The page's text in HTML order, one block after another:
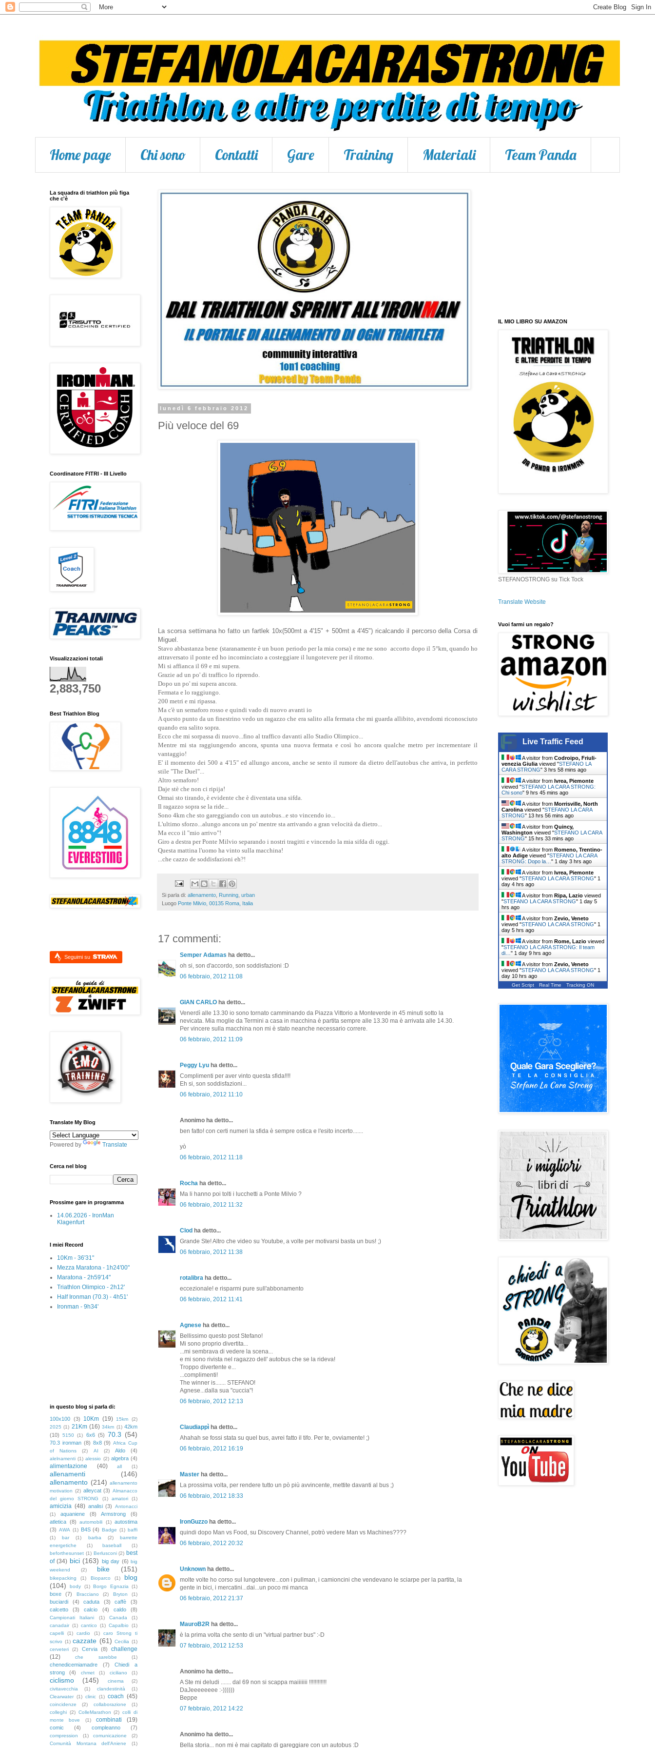
Home page Chi sono Contatti Gare Training Materiali Team Panda
lunedì 6 febbraio 2012
Più veloce del 69
La scorsa settimana ho fatto un fartlek 10x(500mt a 4'15" + 500mt a 4'45") ricalcando il percorso della Corsa di
Miguel.
Stavo abbastanza bene (staranamente è un buon periodo per la mia corsa) e me ne sono accorto dopo il 5°km, quando ho
attraversato il ponte ed ho incominciato a costeggiare il lungotevere per il ritorno.
Mi si affianca il 69 e mi supera.
Grazie ad un po' di traffico lo riprendo.
Dopo un po' mi supera ancora.
Fermata e lo raggiungo.
200 metri e mi ripassa.
Ma c'è un semaforo rosso e quindi vado di nuovo avanti io
A questo punto da un finestrino vedo un ragazzo che era salito alla fermata che mi guarda allibito, avendomi riconosciuto
quando era salito sopra.
Ecco che mi sorpassa di nuovo...fino al traffico davanti allo Stadio Olimpico...
Mentre mi sta raggiungendo ancora, spunta una nuova fermata e così ho ancora qualche metro per incrementare il
vantaggio!
E' il momento dei 500 a 4'15" ed allungo ancora, anche se sento il rumore da dietro dell'autobus che arriva, in perfetto
stile "The Duel"...
Altro semaforo!
Daje stè che non ci ripija!
Ormai sto tirando, è evidente che è diventata una sifda.
Il ragazzo sopra se la ride...
Sono 4km che sto gareggiando con un autobus...e sto vincendo io...
L'ultimo sforzo...alungo ancora un po' mentre sta arrivando a gran velocità da dietro...
Ma ecco il "mio arrivo"!
Giro a destra per Ponte Milvio separando i nostri tragitti e vincendo la mia sifda di oggi.
Questa mattina l'uomo ha vinto sulla macchina!
...che cazzo de soddisfazioni eh?!
Si parla di: allenamento Running urban
Luogo Ponte Milvio, 00135 Roma, Italia
17 commenti:
Semper Adamas ha detto...
oh si, son d'accordo, son soddisfazioni :D
06 febbraio, 2012 11:08
GIAN CARLO ha detto...
Venerdì alle 13.30 io sono tornato camminando da Piazza Vittorio a Monteverde in 45 minuti sotto la
nevicata. Mia moglie da Termini a casa in macchina è partita sempre alle 13.30 ma è arrivata alle 14.30.
Per vincere sulla macchina non mi è stato neanche necessario correre.
06 febbraio, 2012 11:09
Peggy Lyu ha detto...
Complimenti per aver vinto questa sfida!!!!
Eh si, son soddisfazioni...
06 febbraio, 2012 11:10
Anonimo ha detto...
ben fatto! con certi numeri la sfida è sempre ostica e l'esito incerto.......
yò
06 febbraio, 2012 11:18
Rocha ha detto...
Ma li hanno poi tolti i lucchetti a Ponte Milvio ?
06 febbraio, 2012 11:32
Clod ha detto...
Grande Ste! Altro che video su Youtube, a volte per motivarsi basta un bus! ;)
06 febbraio, 2012 11:38
rotalibra ha detto...
eccezionale! e risparmi pure sull'abbonamento
06 febbraio, 2012 11:41
Agnese ha detto...
Bellissimo questo post Stefano!
Mi sono proprio divertita...
...mi sembrava di vedere la scena...
e mi sono rivista nel ragazzo dell' autobus che se la rideva!
Troppo divertente e...
...complimenti!
The winner is....... STEFANO!
Agnese...dalla sua "cuccia"!
06 febbraio, 2012 12:13
Claudiappì ha detto...
Ahahah se fossi stata su quel bus, avrei fatto il tifo. Per te, ovviamente! ;)
06 febbraio, 2012 16:19
Master ha detto...
La prossima volta, per rendere tutto un pò più avvincente, mettite davanti al bus ;)
06 febbraio, 2012 18:33
IronGuzzo ha detto...
quindi dopo Man vs Food, su Discovery Channel, potrò vedere Man vs Machines????
06 febbraio, 2012 20:32
Unknown ha detto...
molte volte ho corso sul lungotevere...con i pullman, i camioncini che vendevano le sciarpe per la partita, la
gente in bici, i mercatini...dai...un poco mi manca
06 febbraio, 2012 21:37
MauroB2R ha detto...
è la prima volta che sento di un "virtual partner bus" :-D
07 febbraio, 2012 12:53
Anonimo ha detto...
A Ste mi deludi ....... dal 69 non si scappa maiiiiiii !!!!!!!!!!!!
DaJeeeeeeee :-))))))
Beppe
07 febbraio, 2012 14:22
Anonimo ha detto...
Bella storia... non mi è mai capitato di gareggiare con un autobus :D
La squadra di triathlon più figa
che c'è
Coordinatore FITRI - III Livello
Visualizzazioni totali
2,883,750
Best Triathlon Blog
Seguimi su
Translate My Blog
Powered by Translate
Cerca nel blog
Prossime gare in programma
14.06.2026 - IronMan
Klagenfurt
I miei Record
10Km - 36'31"
Mezza Maratona - 1h24'00"
Maratona - 2h59'14"
Triathlon Olimpico - 2h12'
Half Ironman (70.3) - 4h51'
Ironman - 9h34'
in questo blog si parla di:
100x100 (3) 10Km (19) 15km
(2)
2025 (1) 21Km (16) 34km (1) 42km
(10)
5150 (1) 6x6 (5) 70.3 (54)
70.3 ironman (8) 8x8 (9) Africa Cup
of Nations
(2) AI (2) Aldo (4)
alelnamenti (1) alessio (2) algebra (4)
alimentazione (40) all (1)
allenamenti
(146)
allenamento (214) allenamento
motivation (2) alleycat (3) Almanacco
del giorno STRONG
(1) amatori (1)
amicizia (48) analisi (3)
Antonacci
(1)
aquaniene (8) Armstrong
(6)
atletica (8) automobili (1) autostima
(3) AWA (1) B4S (4) Badge (1) baffi
(1)
bar (1) barba (2)
barrette
energetiche
(1) baseball
(1)
beforthesunset (1) Berlusconi (2) best
of (34) bici (163) big day (6) big
weekend
(2) bike (151)
bikepacking (1) Bioparco (1)
blog
(104)
body (1) Borgo Egnazia (1)
boxe (7) Bracciano (2) Bryton (1)
buciardi (4) caduta (3) caffè
(3)
calcetto
(3) calcio (4) caldo (8)
Campionati Italiani (1) Canada
(1)
canadair (1) cantico (1) Capalbio
(1)
capelli
(1) cardio (1)
caro Strong ti
scrivo (1) cazzate (61) Cecilia (1)
cerveteri
(2) Cervia (8)
challenge
(12)
che sarebbe (1)
chenedicemiamadre (7)
Chiedi a
strong
(4) chmet (1) ciciliano (1)
ciclismo (145) cinema
(2)
civitavecchia
(1) clandestinità
(1)
Clearwater (1) clinic (1) coach (45)
coincidenze (2) collaborazione
(1)
colleghi (2) ColleMarathon (2) colli di
monte bove
(1) combinati (19)
comic (4) compleanno (7)
compression (1) comunicazione
(2)
Comunità Montana dell'Aniene
(1)
IL MIO LIBRO SU AMAZON
STEFANOSTRONG su Tick Tock
Translate Website
Vuoi farmi un regalo?
Live Traffic Feed
A visitor from Codroipo, Friuli-
venezia Giulia viewed "STEFANO LA
CARA STRONG" 3 hrs 58 mins ago
A visitor from Ivrea, Piemonte
viewed "STEFANO LA CARA STRONG:
Chi sono" 9 hrs 45 mins ago
A visitor from Morrisville, North
Carolina viewed "STEFANO LA CARA
STRONG" 13 hrs 56 mins ago
A visitor from Quincy,
Washington viewed "STEFANO LA CARA
STRONG" 15 hrs 33 mins ago
A visitor from Romeno, Trentino-
alto Adige viewed "STEFANO LA CARA
STRONG: Dopo la… " 1 day 3 hrs ago
A visitor from Ivrea, Piemonte
viewed "STEFANO LA CARA STRONG" 1
day 4 hrs ago
A visitor from Ripa, Lazio viewed
"STEFANO LA CARA STRONG" 1 day 5
hrs ago
A visitor from Zevio, Veneto
viewed "STEFANO LA CARA STRONG" 1
day 5 hrs ago
A visitor from Rome, Lazio viewed
"STEFANO LA CARA STRONG: Il team
di… " 1 day 9 hrs ago
A visitor from Zevio, Veneto
viewed "STEFANO LA CARA STRONG" 1
day 10 hrs ago
Get Script Real Time Tracking ON